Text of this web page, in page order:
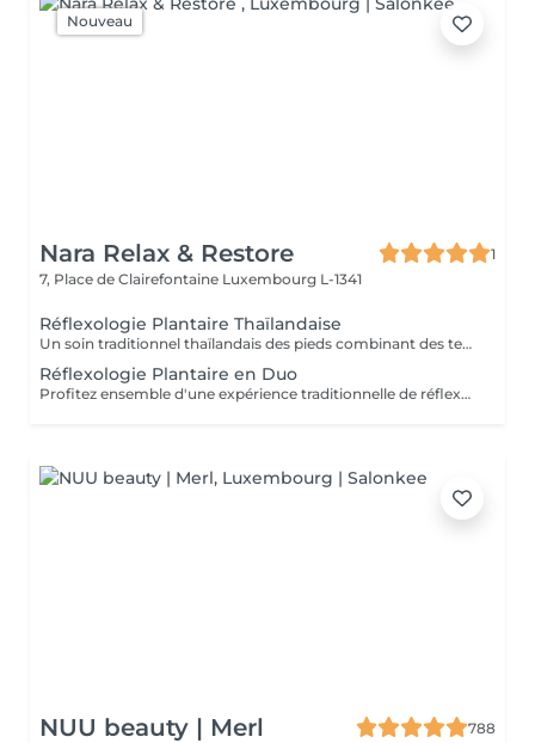
Nouveau
Nara Relax & Restore
1
7, Place de Clairefontaine Luxembourg L-1341
Réflexologie Plantaire Thaïlandaise
Un soin traditionnel thaïlandais des pieds combinant des techniques de massage et de pression appliquées aux pieds et au bas des jambes. Ce traitement relaxant aide à soulager les pieds fatigués, à stimuler la circulation, à réduire le stress et à retrouver une agréable sensation d'équilibre et de confort.
Réflexologie Plantaire en Duo
Profitez ensemble d'une expérience traditionnelle de réflexologie plantaire thaïlandaise. Grâce à des techniques de pression ciblées appliquées aux pieds et au bas des jambes, ce soin relaxant aide à soulager les pieds fatigués, stimuler la circulation et favoriser une agréable sensation d'équilibre et de bien-être.
NUU beauty | Merl
788